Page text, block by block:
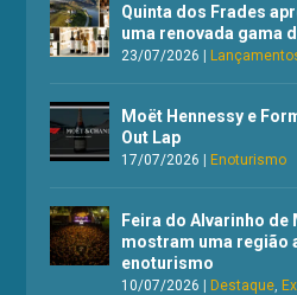
Quinta dos Frades
uma renovada gama
23/07/2026 |
Moët Hennessy e
Out Lap
17/07/2026 |Enoturismo
Feira do Alvarinho
mostram uma região
enoturismo
10/07/2026 |Destaque ,